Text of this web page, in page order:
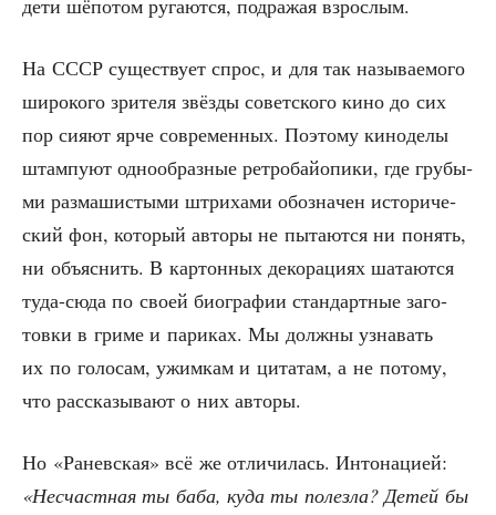
дети шёпо­том руга­ют­ся, под­ра­жая взрослым.
На СССР суще­ству­ет спрос, и для так назы­ва­е­мо­го
широ­ко­го зри­те­ля звёз­ды совет­ско­го кино до сих
пор сия­ют ярче совре­мен­ных. Поэто­му кино­де­лы
штам­пу­ют одно­об­раз­ные ретро­бай­о­пи­ки, где гру­бы­
ми раз­ма­ши­сты­ми штри­ха­ми обо­зна­чен исто­ри­че­
ский фон, кото­рый авто­ры не пыта­ют­ся ни понять,
ни объ­яс­нить. В кар­тон­ных деко­ра­ци­ях шата­ют­ся
туда-сюда по сво­ей био­гра­фии стан­дарт­ные заго­
тов­ки в гри­ме и пари­ках. Мы долж­ны узна­вать
их по голо­сам, ужим­кам и цита­там, а не пото­му,
что рас­ска­зы­ва­ют о них авторы.
Но «Ранев­ская» всё же отли­чи­лась. Инто­на­ци­ей:
«Несчаст­ная ты баба, куда ты полез­ла? Детей бы